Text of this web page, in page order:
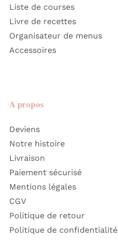
Liste de courses
Livre de recettes
Organisateur de menus
Accessoires
A propos
Deviens
Notre histoire
Livraison
Paiement sécurisé
Mentions légales
CGV
Politique de retour
Politique de confidentialité